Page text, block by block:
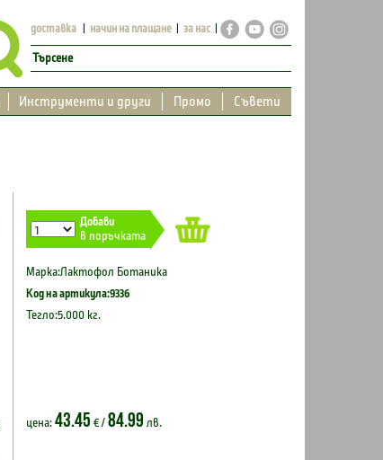
доставка начин на плащане за нас
Инструменти и други Промо Съвети
Добави
в поръчката
Марка:Лактофол Ботаника
Код на артикула:9336
Тегло:5.000 кг.
цена: 43.45 € / 84.99 лв.